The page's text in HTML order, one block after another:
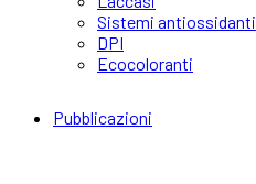
Sistemi antiossidanti
DPI
Ecocoloranti
Pubblicazioni